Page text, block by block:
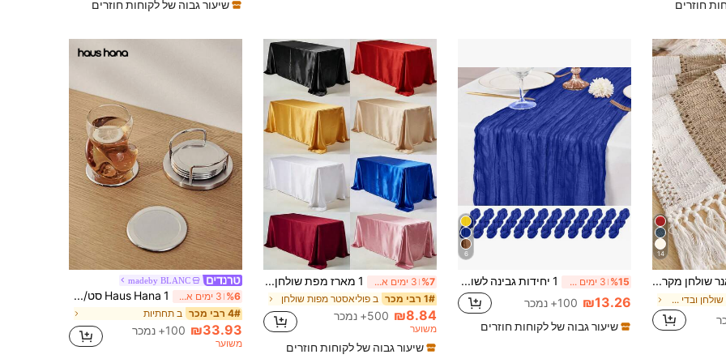
חוזרים
שיעור גבוה של לקוחות חוזרים
14
1 יחידות בוהו ראנר שולחן מקרמה לעיצוב הבית, רץ שולחן מקרמה קרם וחום עם גדילים לעיצוב חדר שינה בוהו מקלחת כלה כפרית, רץ שולחן כפרי בחווה, מחצלת, עיצוב בית חג ההודיה לחג המולד (זמינים במגוון גדלים)
ב קישוטי שולחן ובדי מטבח
6
%15 3 ימים אחרונים 1 יחידות גבינה לשולחן, בסגנון בית חווה בוהמי, אפור-ורוד, מתאים לחתונות, מסיבות, מקלחת לתינוקות, ימי הולדת, עיצוב הבית, מעולה לחתונות, מקלחת לתינוקות, מקלחות כלה, יום האהבה, חג ההודיה, חג המולד, ראש השנה, מסיבת תה, יום נישואין, חג ואירועים מיוחדים אחרים
₪13.26 100+ נמכר
שיעור גבוה של לקוחות חוזרים
%7 3 ימים אחרונים 1 מארז מפת שולחן סאטן, 57x108 אינץ', מפת שולחן מלבנית רב-צבעית, בד משי, מתאימה לשולחן אוכל מלבני למסיבה, ארוחת חג, עיטור לסעודת חתונה (גדלים מרובים זמינים), עיצוב ביתי אסתטי
1# רבי מכר ב פוליאסטר מפות שולחן
₪8.84 500+ נמכר
משוער
שיעור גבוה של לקוחות חוזרים
madeby BLANC
%6 3 ימים אחרונים Haus Hana 1 סט/7 יחידות תחתיות מפלדת אל חלד וינטג', כולל מחזיק תחתיות ו-6 תחתיות
4# רבי מכר ב תחתיות
₪33.93 100+ נמכר
משוער